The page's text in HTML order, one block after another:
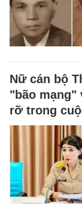
Nữ cán bộ
"bão mạng"
rỡ trong